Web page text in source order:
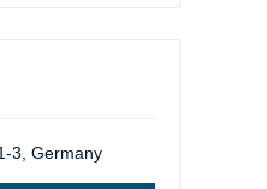
3, Germany